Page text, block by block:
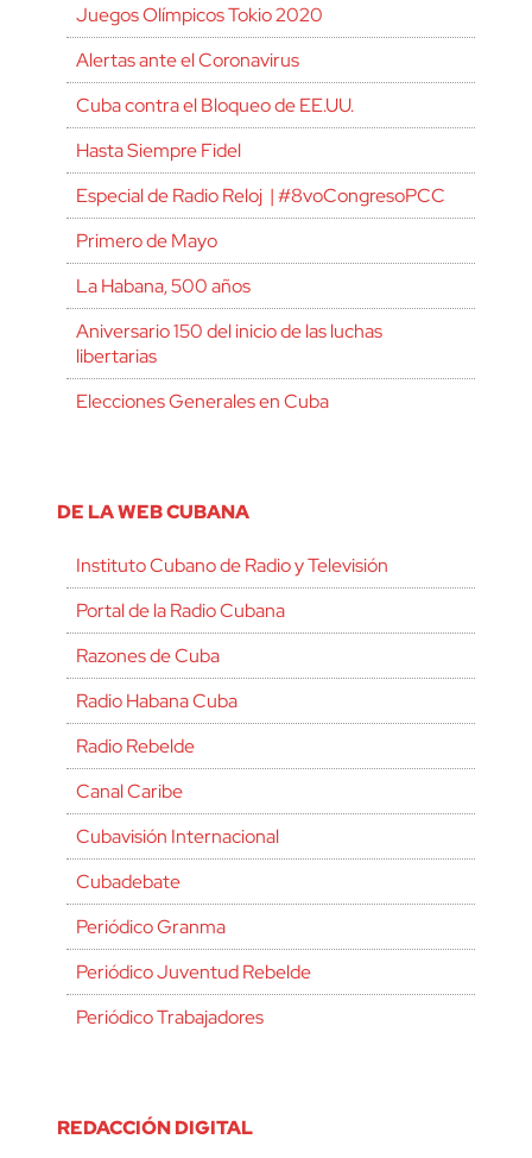
Juegos Olímpicos Tokio 2020
Alertas ante el Coronavirus
Cuba contra el Bloqueo de EE.UU.
Hasta Siempre Fidel
Especial de Radio Reloj | #8voCongresoPCC
Primero de Mayo
La Habana, 500 años
Aniversario 150 del inicio de las luchas
libertarias
Elecciones Generales en Cuba
DE LA WEB CUBANA
Instituto Cubano de Radio y Televisión
Portal de la Radio Cubana
Razones de Cuba
Radio Habana Cuba
Radio Rebelde
Canal Caribe
Cubavisión Internacional
Cubadebate
Periódico Granma
Periódico Juventud Rebelde
Periódico Trabajadores
REDACCIÓN DIGITAL